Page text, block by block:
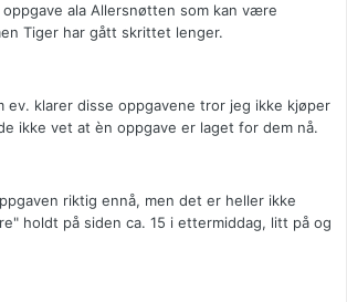
ala Allersnøtten som kan være
Tiger har gått skrittet lenger.
ev. klarer disse oppgavene tror jeg ikke kjøper
ikke vet at èn oppgave er laget for dem nå.
riktig ennå, men det er heller ikke
holdt på siden ca. 15 i ettermiddag, litt på og